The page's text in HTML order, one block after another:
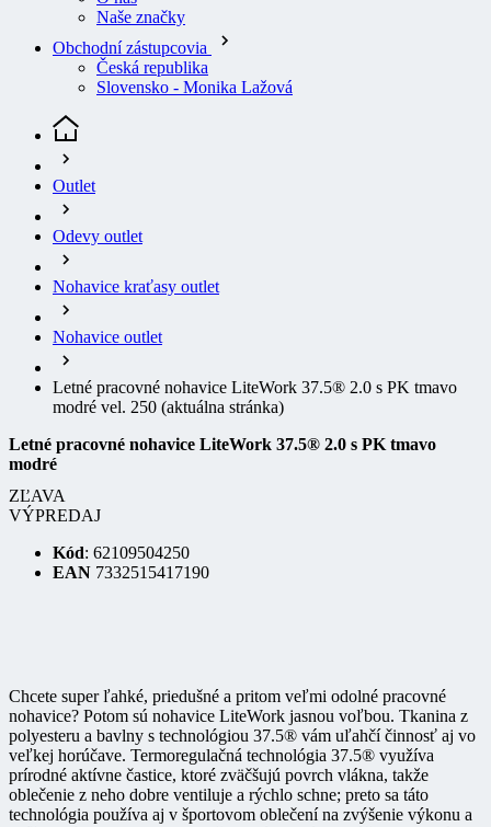
Obchodní zástupcovia
Česká republika
Slovensko - Monika Lažová
Odevy outlet
Nohavice kraťasy outlet
Nohavice outlet
Letné pracovné nohavice LiteWork 37.5® 2.0 s PK tmavo
modré vel. 250
Letné pracovné nohavice LiteWork 37.5® 2.0 s PK tmavo
ZĽAVA
Kód: 62109504250
polyesteru a bavlny s technológiou 37.5® vám uľahčí činnosť aj vo
veľkej horúčave. Termoregulačná technológia 37.5® využíva
prírodné aktívne častice, ktoré zväčšujú povrch vlákna, takže
oblečenie z neho dobre ventiluje a rýchlo schne; preto sa táto
technológia používa aj v športovom oblečení na zvýšenie výkonu a
zníženie únavy z prehriatia. Ušpinené montérky môžete bez obáv
prať podľa návodu.